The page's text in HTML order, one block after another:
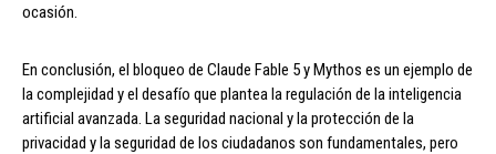
ocasión.
En conclusión, el bloqueo de Claude Fable 5 y Mythos es un ejemplo de
la complejidad y el desafío que plantea la regulación de la inteligencia
artificial avanzada. La seguridad nacional y la protección de la
privacidad y la seguridad de los ciudadanos son fundamentales, pero